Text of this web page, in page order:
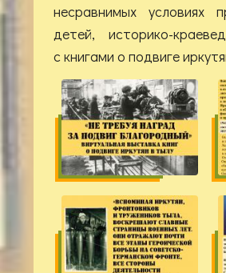
несравнимых условиях
детей, историко-
с книгами о подвиге